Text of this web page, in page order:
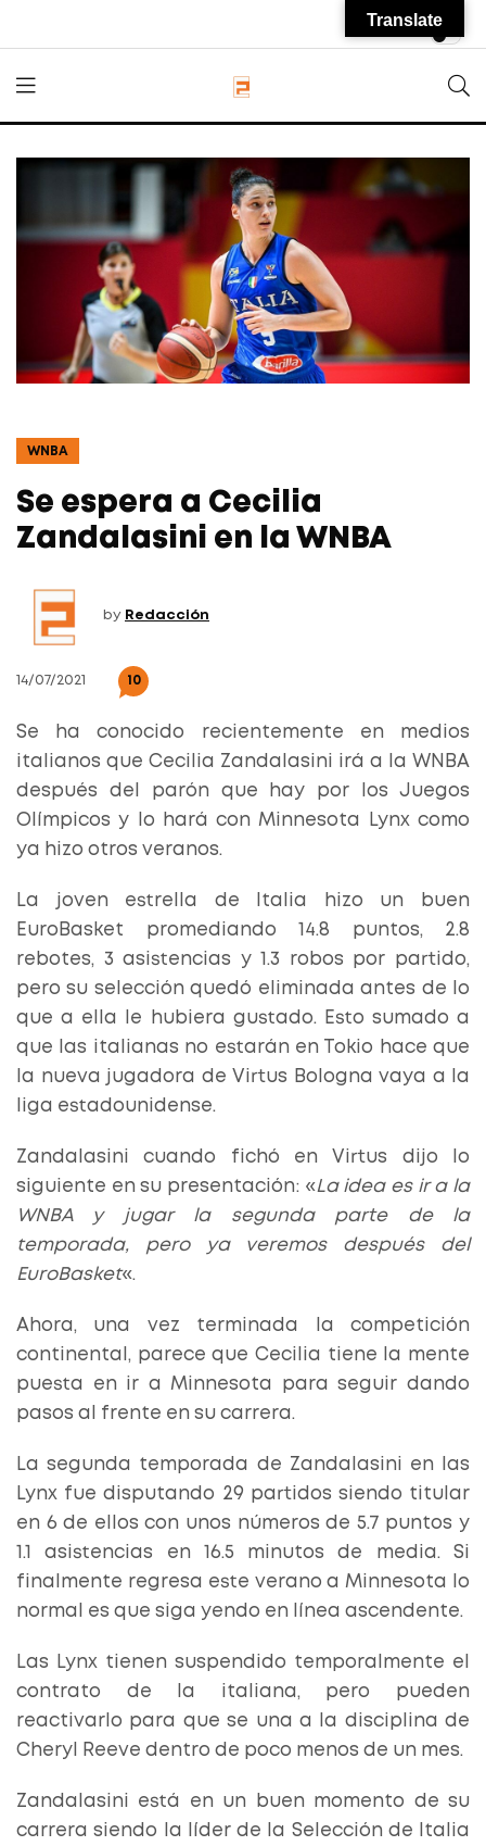
WNBA
Se espera a Cecilia
Zandalasini en la WNBA
by Redacción
14/07/2021 10
Se ha conocido recientemente en medios
italianos que Cecilia Zandalasini irá a la WNBA
después del parón que hay por los Juegos
Olímpicos y lo hará con Minnesota Lynx como
ya hizo otros veranos.
La joven estrella de Italia hizo un buen
EuroBasket promediando 14.8 puntos, 2.8
rebotes, 3 asistencias y 1.3 robos por partido,
pero su selección quedó eliminada antes de lo
que a ella le hubiera gustado. Esto sumado a
que las italianas no estarán en Tokio hace que
la nueva jugadora de Virtus Bologna vaya a la
liga estadounidense.
Zandalasini
cuando fichó en Virtus dijo lo
siguiente en su presentación: «La idea es ir a la
WNBA y jugar la segunda parte de la
temporada, pero ya veremos después del
EuroBasket«.
Ahora, una vez terminada la competición
continental, parece que Cecilia tiene la mente
puesta en ir a Minnesota para seguir dando
pasos al frente en su carrera.
La segunda temporada de Zandalasini en las
Lynx fue disputando 29 partidos siendo titular
en 6 de ellos con unos números de 5.7 puntos y
1.1 asistencias en 16.5 minutos de media. Si
finalmente regresa este verano a Minnesota lo
normal es que siga yendo en línea ascendente.
Las Lynx tienen suspendido temporalmente el
contrato de la italiana, pero pueden
reactivarlo para que se una a la disciplina de
Cheryl Reeve dentro de poco menos de un mes.
Zandalasini está en un buen momento de su
carrera siendo la líder de la Selección de Italia
Translate